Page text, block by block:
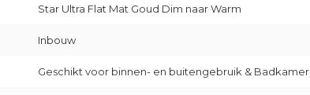
Star Ultra Flat Mat Goud Dim naar Warm
Inbouw
Geschikt voor binnen- en buitengebruik & Badkamer